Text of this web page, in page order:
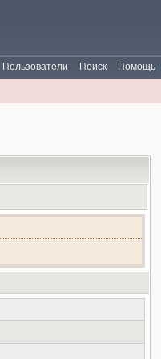
Помощь
Поиск
Пользователи